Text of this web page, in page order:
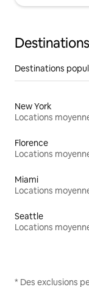
Destinations
New York
Florence
Miami
Seattle
* Des exclusions